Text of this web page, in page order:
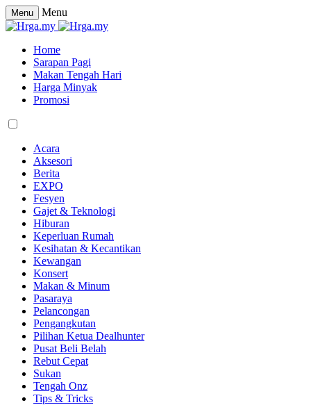
Menu Menu
Home
Sarapan Pagi
Makan Tengah Hari
Harga Minyak
Promosi
Acara
Aksesori
Berita
EXPO
Fesyen
Gajet & Teknologi
Hiburan
Keperluan Rumah
Kesihatan & Kecantikan
Kewangan
Konsert
Makan & Minum
Pasaraya
Pelancongan
Pengangkutan
Pilihan Ketua Dealhunter
Pusat Beli Belah
Rebut Cepat
Sukan
Tengah Onz
Tips & Tricks